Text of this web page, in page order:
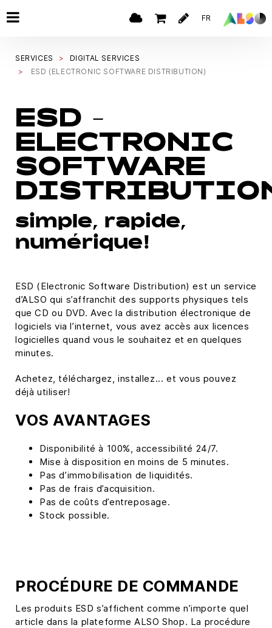
FR
SERVICES
DIGITAL SERVICES
ESD (ELECTRONIC SOFTWARE DISTRIBUTION)
ESD -
ELECTRONIC
SOFTWARE
simple, rapide,
numérique!
ESD (Electronic Software Distribution) est un service
d’ALSO qui s’affranchit des supports physiques tels
que CD ou DVD. Avec la distribution électronique de
logiciels via l’internet, vous avez accès aux licences
logicielles quand vous le souhaitez et en quelques
minutes.
Achetez, téléchargez, installez... et vous pouvez
déjà utiliser!
VOS AVANTAGES
Disponibilité à 100%, accessibilité 24/7.
Mise à disposition en moins de 5 minutes.
Pas d’immobilisation de liquidités.
Pas de frais d’acquisition.
Pas de coûts d’entreposage.
Stock possible.
PROCÉDURE DE COMMANDE
Les produits ESD s’affichent comme n’importe quel
article dans la plateforme ALSO Shop. La procédure